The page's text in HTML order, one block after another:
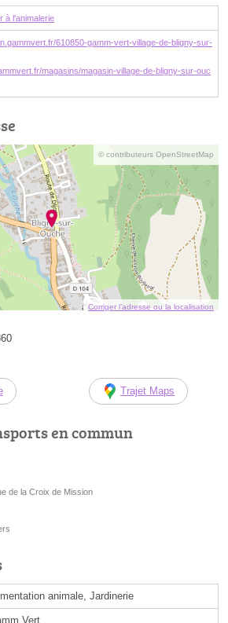
à l'animalerie
610850-gamm-vert-village-de-bligny-sur-
magasins/magasin-village-de-bligny-sur-ouc
© contributeurs OpenStreetMap
Corriger l’adresse ou la localisation
Trajet Maps
en commun
de la Croix de Mission
animale, Jardinerie
Vert